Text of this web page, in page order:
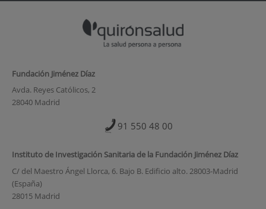
Fundación Jiménez Díaz
Avda. Reyes Católicos, 2
28040 Madrid
91 550 48 00
Instituto de Investigación Sanitaria de la Fundación Jiménez Díaz
C/ del Maestro Ángel Llorca, 6. Bajo B. Edificio alto. 28003-Madrid
(España)
28015 Madrid